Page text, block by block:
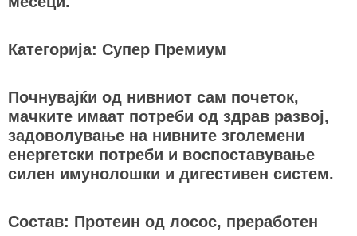
Категорија: Супер Премиум
Почнувајќи од нивниот сам почеток,
мачките имаат потреби од здрав развој,
задоволување на нивните зголемени
енергетски потреби и воспоставување
силен имунолошки и дигестивен систем.
Состав: Протеин од лосос, преработен